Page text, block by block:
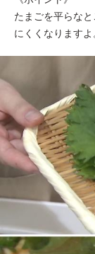
たまごを平らな
にくくなりますよ